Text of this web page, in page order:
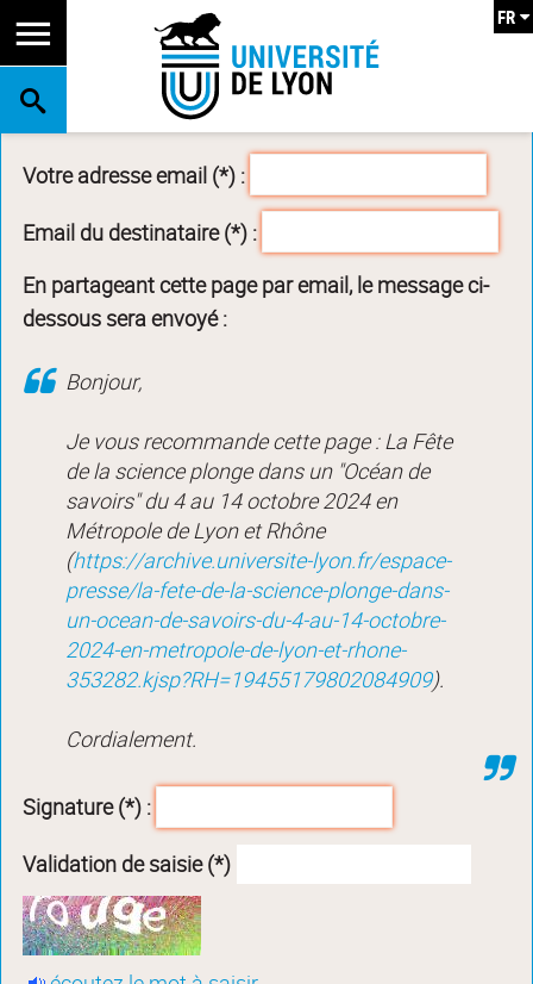
RECHERCHE
FR
Votre adresse email (*) :
Email du destinataire (*) :
En partageant cette page par email, le message ci-
dessous sera envoyé :
Bonjour,
Je vous recommande cette page : La Fête
de la science plonge dans un "Océan de
savoirs" du 4 au 14 octobre 2024 en
Métropole de Lyon et Rhône
(https://archive.universite-lyon.fr/espace-
presse/la-fete-de-la-science-plonge-dans-
un-ocean-de-savoirs-du-4-au-14-octobre-
2024-en-metropole-de-lyon-et-rhone-
353282.kjsp?RH=19455179802084909).
Cordialement.
Signature (*) :
Validation de saisie (*)